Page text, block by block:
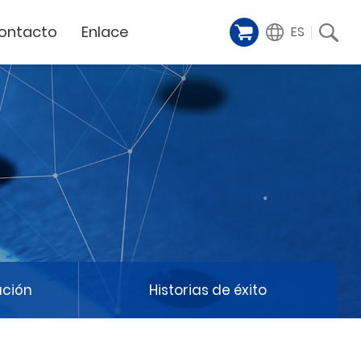
Cortador Láser
Galería de
muestras
Vídeos de
presentación
Historias de éxito
Milestoens
TODAS
Hitos de la empresa
Hito del producto
Noticias / Eventos
distribuidor
Enlace
Financing Service
GCC Web Shop
GCC Distributor Club
ES
Historias de éxito